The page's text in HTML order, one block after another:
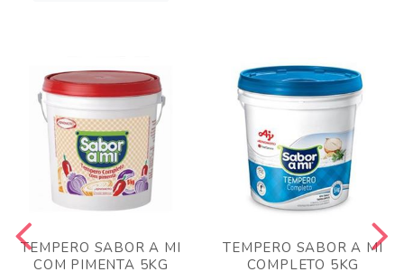
TEMPERO SABOR A MI
COM PIMENTA 5KG
TEMPERO SABOR A MI
COMPLETO 5KG